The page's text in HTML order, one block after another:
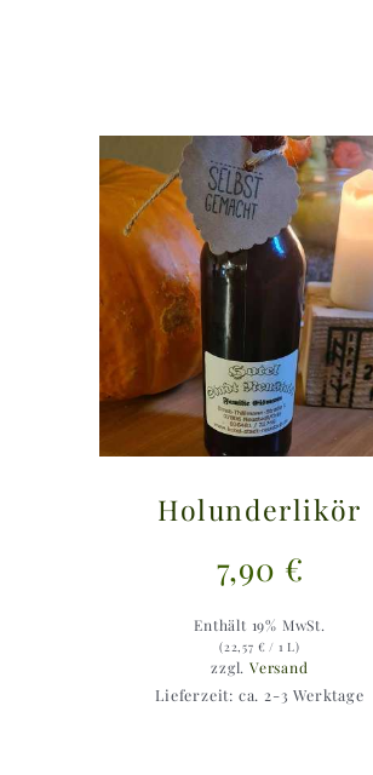
Holunderlikör
7,90 €
Enthält 19% MwSt.
(22,57 € / 1 L)
zzgl.Versand
Lieferzeit: ca. 2-3 Werktage